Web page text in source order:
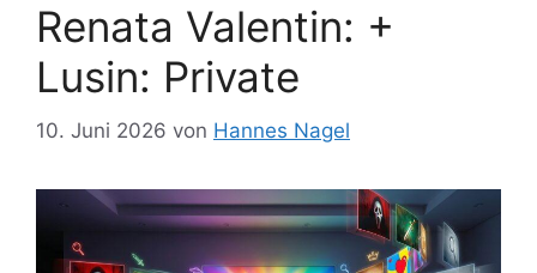
Renata Valentin: +
Lusin: Private
10. Juni 2026 von Hannes Nagel